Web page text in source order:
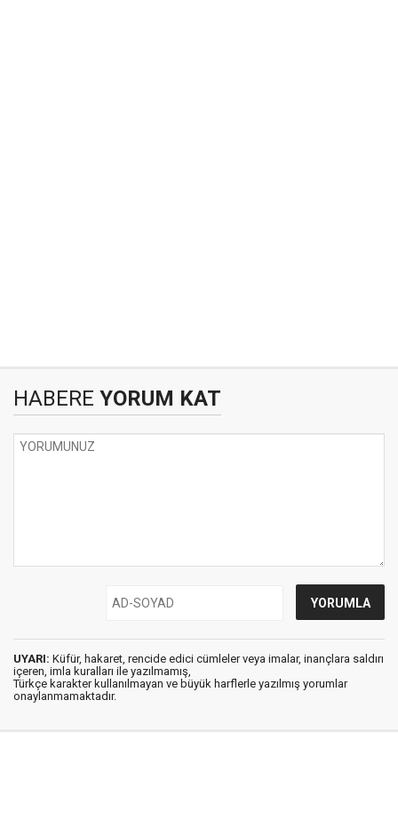
HABERE YORUM KAT
UYARI: Küfür, hakaret, rencide edici cümleler veya imalar, inançlara saldırı
içeren, imla kuralları ile yazılmamış,
Türkçe karakter kullanılmayan ve büyük harflerle yazılmış yorumlar
onaylanmamaktadır.